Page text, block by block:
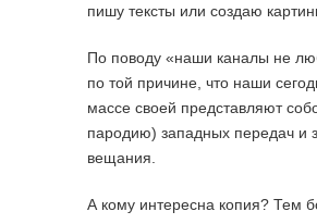
пишу тексты или создаю
По поводу «наши каналы не
по той причине, что наши
массе своей представляют
пародию) западных передач и
вещания.
А кому интересна копия? Тем